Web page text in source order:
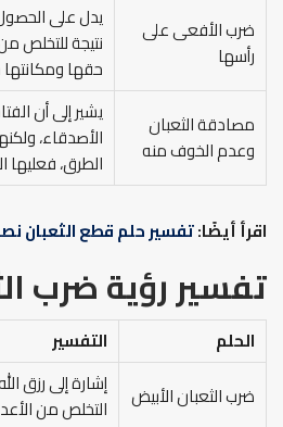
ضرب الأفعى على
رأسها
يدل على
نتيجة للتخلص
حقها
مصادقة الثعبان
وعدم الخوف منه
يشير إلى أن
الأصدقاء،
الطرق، فعليها
اقرأ أيضًا:تفسير حلم قطع الثعبان
تفسير رؤية ضرب
الحلم
التفسير
ضرب الثعبان الأبيض
إشارة إلى رزق
التخلص من